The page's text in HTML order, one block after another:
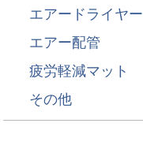
エアードライヤー
エアー配管
疲労軽減マット
その他